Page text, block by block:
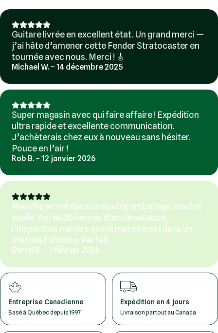
Guitare livrée en excellent état. Un grand merci —
j’ai hâte d’amener cette Fender Stratocaster en
tournée avec nous. Merci ! 🎸
Michael W. – 14 décembre 2025
Super magasin avec qui faire affaire ! Expédition
ultra rapide et excellente communication.
J’achèterais chez eux à nouveau sans hésiter.
Pouce en l’air !
Rob B. – 12 janvier 2026
Manche arrivé dans un double emballage, neuf et
scellé. Après 36 heures d’acclimatation,
l’inspection montre que le manche est dans un
état neuf d’usine. Parfait.
Darryl R. – 7 février 2026
Entreprise Canadienne
Basé à Québec depuis 1997
Expédition en 4 jours
Livraison partout au Canada